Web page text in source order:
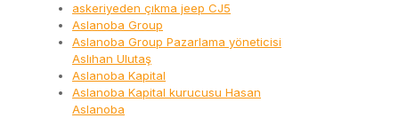
askeriyeden çıkma jeep CJ5
Aslanoba Group
Aslanoba Group Pazarlama yöneticisi
Aslıhan Ulutaş
Aslanoba Kapital
Aslanoba Kapital kurucusu Hasan
Aslanoba